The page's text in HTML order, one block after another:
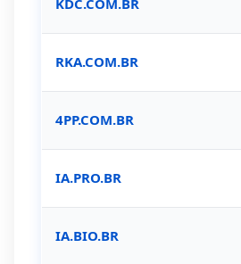
RKA.COM.BR
4PP.COM.BR
IA.PRO.BR
IA.BIO.BR